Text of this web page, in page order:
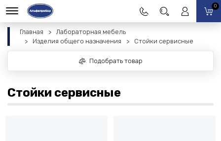
0
Главная
Лабораторная мебель
Изделия общего назначения
Стойки сервисные
Подобрать товар
Стойки сервисные